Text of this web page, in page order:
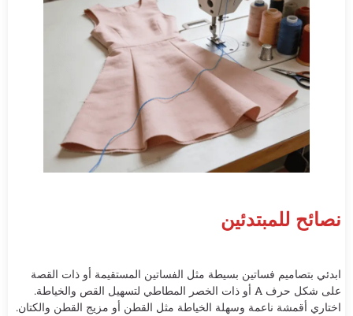
نصائح للمبتدئين
ابدئي بتصاميم فساتين بسيطة مثل الفساتين المستقيمة أو ذات القصة
على شكل حرف A أو ذات الخصر المطاطي لتسهيل القص والخياطة.
اختاري أقمشة ناعمة وسهلة الخياطة مثل القطن أو مزيج القطن والكتان.